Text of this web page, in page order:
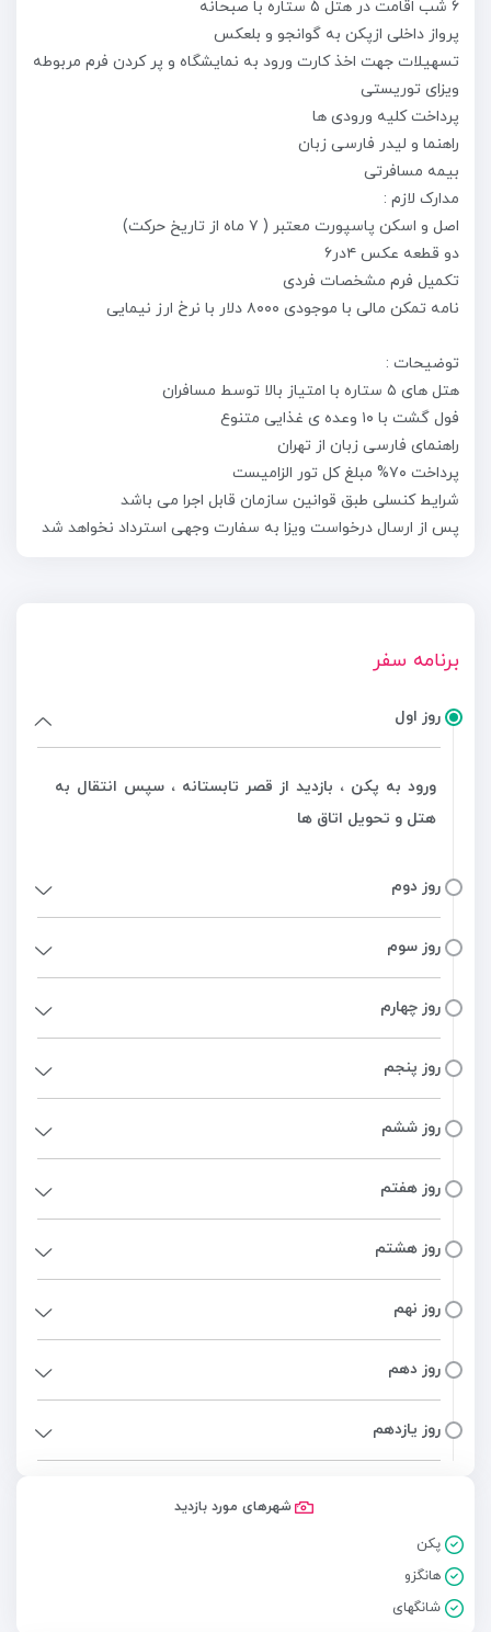
۶ شب اقامت در هتل ۵ ستاره با صبحانه
پرواز داخلی ازپکن به گوانجو و بلعکس
تسهیلات جهت اخذ کارت ورود به نمایشگاه و پر کردن فرم مربوطه
ویزای توریستی
پرداخت کلیه ورودی ها
راهنما و لیدر فارسی زبان
بیمه مسافرتی
مدارک لازم :
اصل و اسکن پاسپورت معتبر ( ۷ ماه از تاریخ حرکت)
دو قطعه عکس ۴در۶
تکمیل فرم مشخصات فردی
نامه تمکن مالی با موجودی ۸۰۰۰ دلار با نرخ ارز نیمایی
توضیحات :
هتل های ۵ ستاره با امتیاز بالا توسط مسافران
فول گشت با ۱۰ وعده ی غذایی متنوع
راهنمای فارسی زبان از تهران
پرداخت ۷۰% مبلغ كل تور الزامیست
شرایط کنسلی طبق قوانین سازمان قابل اجرا می باشد
پس از ارسال درخواست ویزا به سفارت وجهی استرداد نخواهد شد
برنامه سفر
روز اول
ورود به پکن ، بازدید از قصر تابستانه ، سپس انتقال به
هتل و تحویل اتاق ها
روز دوم
روز سوم
روز چهارم
روز پنجم
روز ششم
روز هفتم
روز هشتم
روز نهم
روز دهم
روز یازدهم
شهرهای مورد بازدید
پکن
هانگزو
شانگهای